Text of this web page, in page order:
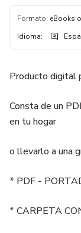
Formato: eBooks
Idioma:
Producto digital
Consta de un
en tu hogar
o llevarlo a una
* PDF -
* CARPETA